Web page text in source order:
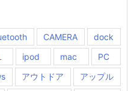
CAMERA
dock
ipod mac
PC
アウトドア アップル